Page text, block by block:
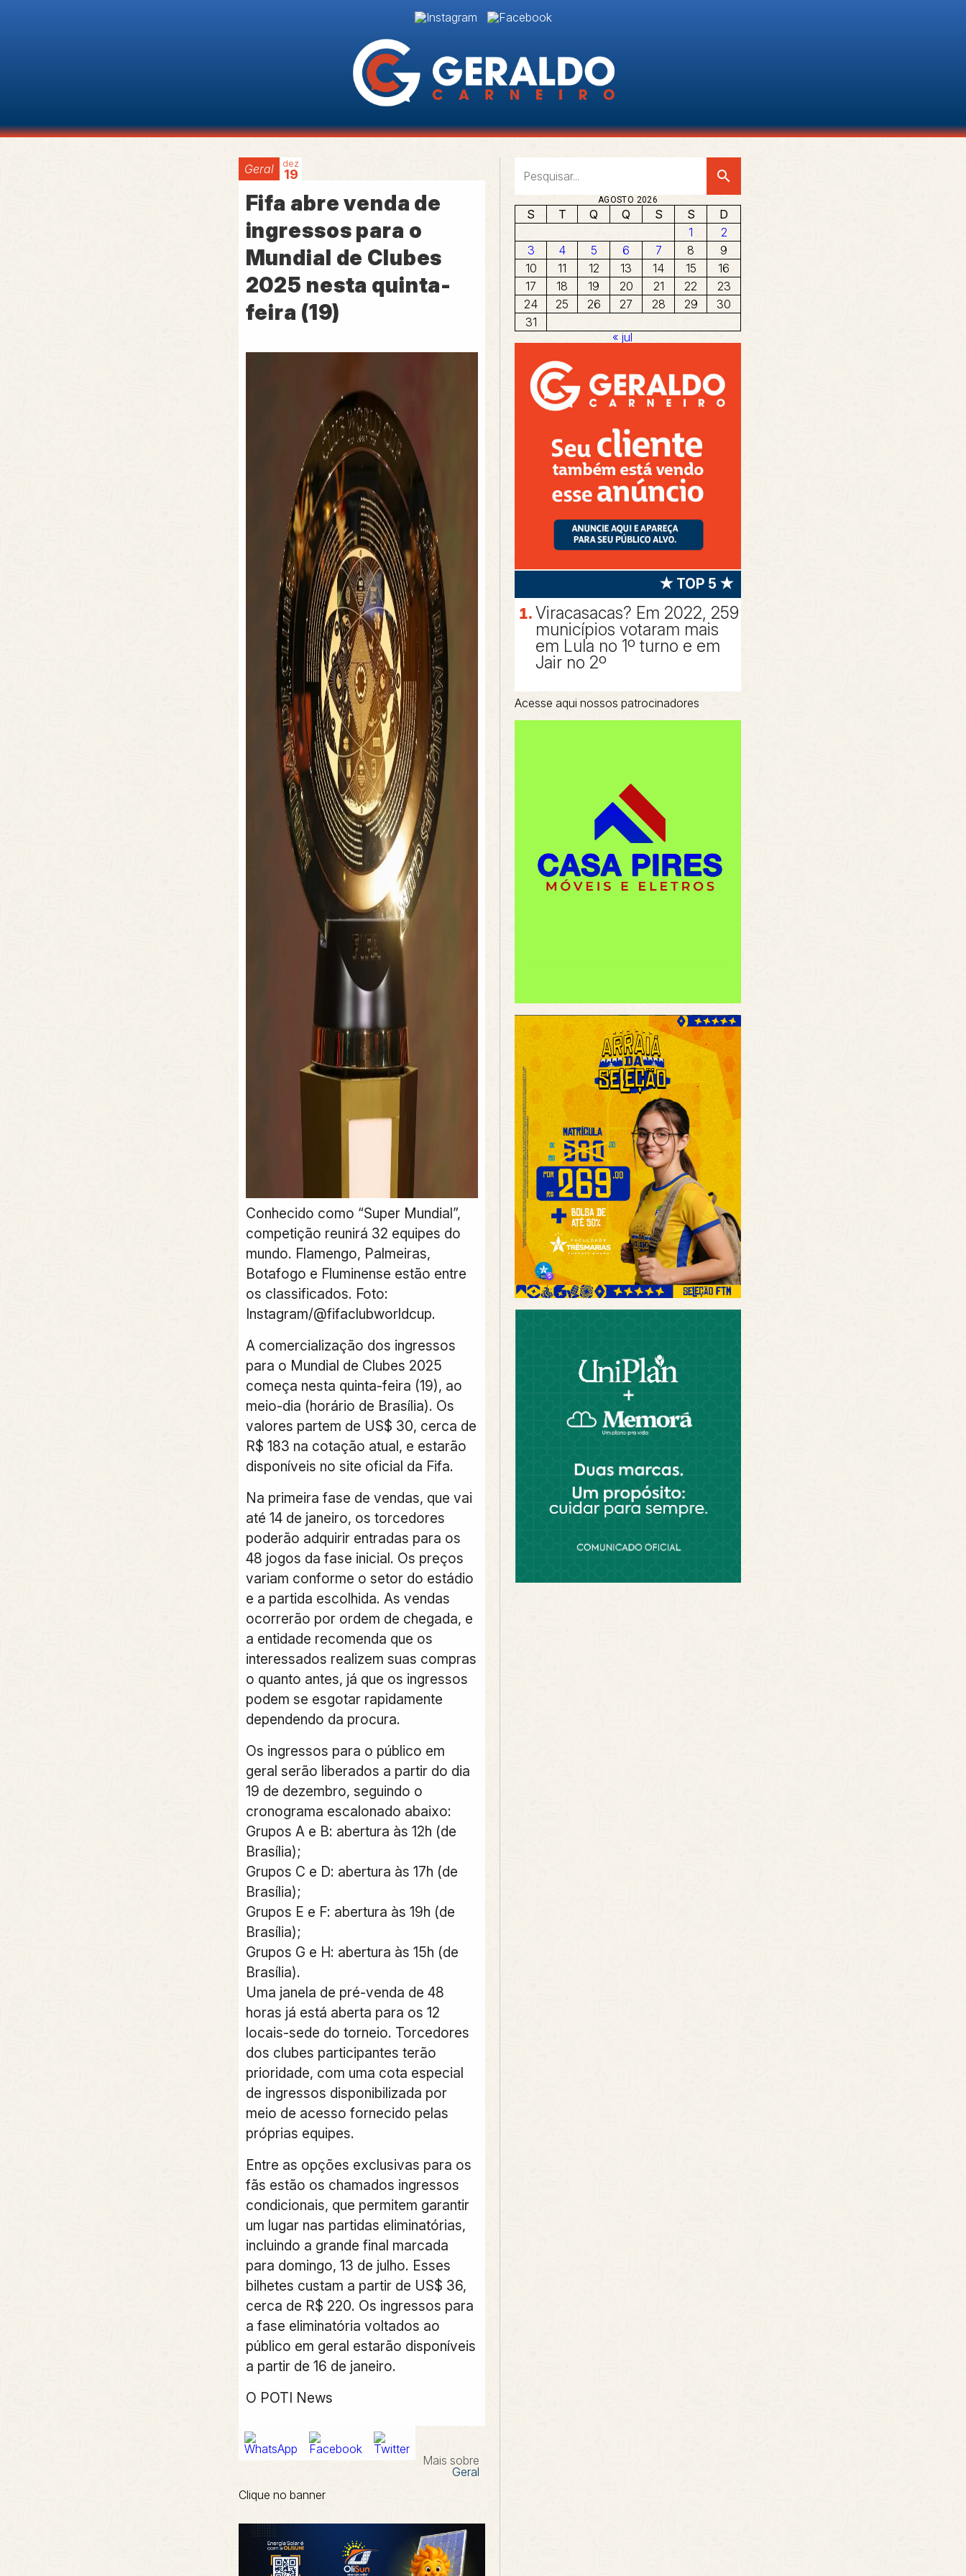
Geral 19
dez
Fifa abre venda de
ingressos para o
Mundial de Clubes
2025 nesta quinta-
feira (19)
Conhecido como “Super Mundial”,
competição reunirá 32 equipes do
mundo. Flamengo, Palmeiras,
Botafogo e Fluminense estão entre
os classificados. Foto:
Instagram/@fifaclubworldcup.
A comercialização dos ingressos
para o Mundial de Clubes 2025
começa nesta quinta-feira (19), ao
meio-dia (horário de Brasília). Os
valores partem de US$ 30, cerca de
R$ 183 na cotação atual, e estarão
disponíveis no site oficial da Fifa.
Na primeira fase de vendas, que vai
até 14 de janeiro, os torcedores
poderão adquirir entradas para os
48 jogos da fase inicial. Os preços
variam conforme o setor do estádio
e a partida escolhida. As vendas
ocorrerão por ordem de chegada, e
a entidade recomenda que os
interessados realizem suas compras
o quanto antes, já que os ingressos
podem se esgotar rapidamente
dependendo da procura.
Os ingressos para o público em
geral serão liberados a partir do dia
19 de dezembro, seguindo o
cronograma escalonado abaixo:
Grupos A e B: abertura às 12h (de
Brasília);
Grupos C e D: abertura às 17h (de
Brasília);
Grupos E e F: abertura às 19h (de
Brasília);
Grupos G e H: abertura às 15h (de
Brasília).
Uma janela de pré-venda de 48
horas já está aberta para os 12
locais-sede do torneio. Torcedores
dos clubes participantes terão
prioridade, com uma cota especial
de ingressos disponibilizada por
meio de acesso fornecido pelas
próprias equipes.
Entre as opções exclusivas para os
fãs estão os chamados ingressos
condicionais, que permitem garantir
um lugar nas partidas eliminatórias,
incluindo a grande final marcada
para domingo, 13 de julho. Esses
bilhetes custam a partir de US$ 36,
cerca de R$ 220. Os ingressos para
a fase eliminatória voltados ao
público em geral estarão disponíveis
a partir de 16 de janeiro.
O POTI News
Mais sobre
Geral
Clique no banner
search
AGOSTO 2026
S T Q Q S S
D
1
2
3
4 5 6 7 8
9
10
11 12 13 14 15
16
17
18 19 20 21 22
23
24
25 26 27 28 29
30
31
« jul
★ TOP 5 ★
Viracasacas? Em 2022, 259
municípios votaram mais
em Lula no 1º turno e em
Jair no 2º
Acesse aqui nossos patrocinadores